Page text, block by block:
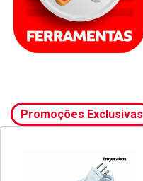
Promoções Exclusivas